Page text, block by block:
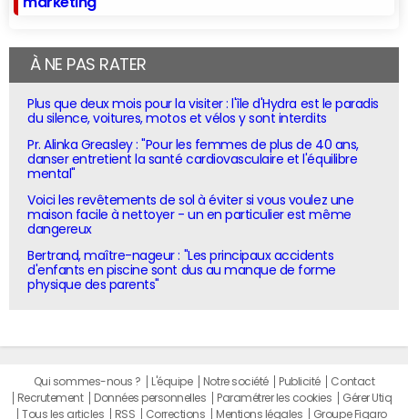
À NE PAS RATER
Plus que deux mois pour la visiter : l'île d'Hydra est le paradis
du silence, voitures, motos et vélos y sont interdits
Pr. Alinka Greasley : "Pour les femmes de plus de 40 ans,
danser entretient la santé cardiovasculaire et l'équilibre
mental"
Voici les revêtements de sol à éviter si vous voulez une
maison facile à nettoyer - un en particulier est même
dangereux
Bertrand, maître-nageur : "Les principaux accidents
d'enfants en piscine sont dus au manque de forme
physique des parents"
Qui sommes-nous ? L'équipe Notre société Publicité
Contact
Recrutement
Données personnelles Paramétrer les cookies
Gérer Utiq
Tous les articles
RSS Corrections Mentions légales Groupe Figaro